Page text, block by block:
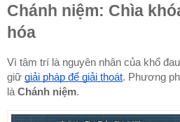
Chánh niệm: Chìa
hóa
Vì tâm trí là nguyên nhân của khổ
giữ giải pháp để giải thoát. Phương
là Chánh niệm.